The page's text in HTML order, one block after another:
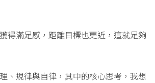
得滿足感，距離目標也更近，這就足夠
、規律與自律，其中的核心思考，我想